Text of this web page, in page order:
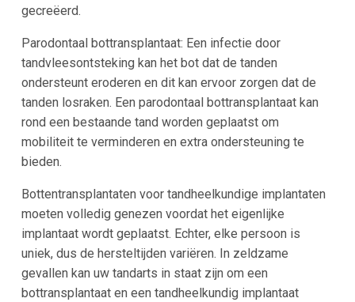
gecreëerd.
Parodontaal bottransplantaat: Een infectie door
tandvleesontsteking kan het bot dat de tanden
ondersteunt eroderen en dit kan ervoor zorgen dat de
tanden losraken. Een parodontaal bottransplantaat kan
rond een bestaande tand worden geplaatst om
mobiliteit te verminderen en extra ondersteuning te
bieden.
Bottentransplantaten voor tandheelkundige implantaten
moeten volledig genezen voordat het eigenlijke
implantaat wordt geplaatst. Echter, elke persoon is
uniek, dus de hersteltijden variëren. In zeldzame
gevallen kan uw tandarts in staat zijn om een
bottransplantaat en een tandheelkundig implantaat